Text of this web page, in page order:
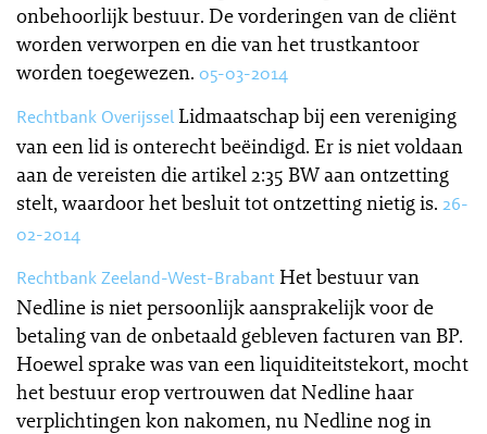
onbehoorlijk bestuur. De vorderingen van de cliënt
worden verworpen en die van het trustkantoor
worden toegewezen. 05-03-2014
Rechtbank OverijsselLidmaatschap bij een vereniging
van een lid is onterecht beëindigd. Er is niet voldaan
aan de vereisten die artikel 2:35 BW aan ontzetting
stelt, waardoor het besluit tot ontzetting nietig is. 26-
02-2014
Rechtbank Zeeland-West-BrabantHet bestuur van
Nedline is niet persoonlijk aansprakelijk voor de
betaling van de onbetaald gebleven facturen van BP.
Hoewel sprake was van een liquiditeitstekort, mocht
het bestuur erop vertrouwen dat Nedline haar
verplichtingen kon nakomen, nu Nedline nog in